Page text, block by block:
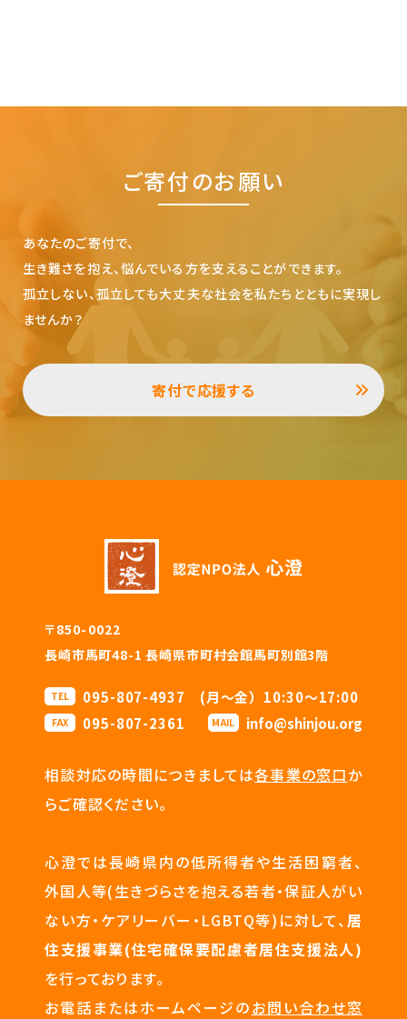
ご寄付のお願い
あなたのご寄付で、
生き難さを抱え、悩んでいる方を支えることができます。
孤立しない、孤立しても大丈夫な社会を私たちとともに実現し
ませんか？
寄付で応援する
〒850-0022
長崎市馬町48-1 長崎県市町村会館馬町別館3階
TEL 095-807-4937 (月〜金）10:30〜17:00
FAX 095-807-2361 MAIL info@shinjou.org
相談対応の時間につきましては各事業の窓口か
らご確認ください。
心澄では長崎県内の低所得者や生活困窮者、
外国人等(生きづらさを抱える若者・保証人がい
ない方・ケアリーバー・LGBTQ等)に対して、 居
住支援事業(住宅確保要配慮者居住支援法人)
を行っております。
お電話またはホームページのお問い合わせ窓